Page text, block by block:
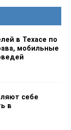
в Техасе по
мобильные
себе
в